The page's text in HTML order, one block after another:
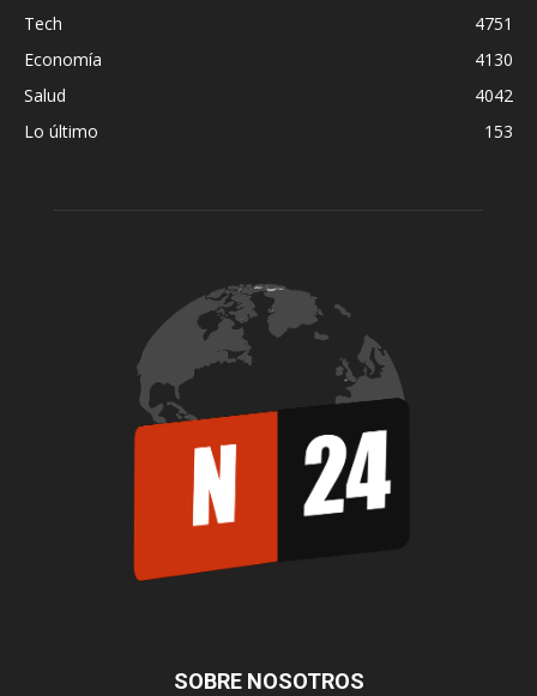
Tech
4751
Economía
4130
Salud
4042
Lo último
153
SOBRE NOSOTROS